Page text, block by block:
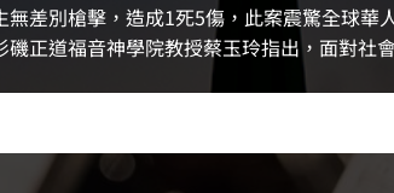
差別槍擊，造成1死5傷，此案震驚全球
正道福音神學院教授蔡玉玲指出，面對社